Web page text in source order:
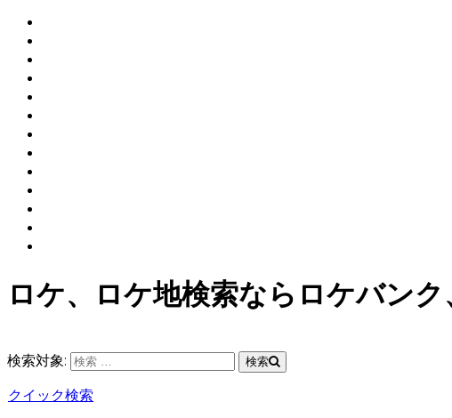
ロケ、ロケ地検索ならロケバン
検索対象: 検索
クイック検索